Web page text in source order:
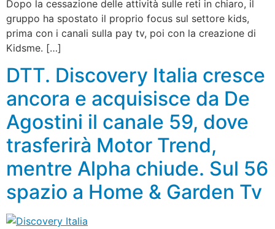
Dopo la cessazione delle attività sulle reti in chiaro, il
gruppo ha spostato il proprio focus sul settore kids,
prima con i canali sulla pay tv, poi con la creazione di
Kidsme. […]
DTT. Discovery Italia cresce
ancora e acquisisce da De
Agostini il canale 59, dove
trasferirà Motor Trend,
mentre Alpha chiude. Sul 56
spazio a Home & Garden Tv